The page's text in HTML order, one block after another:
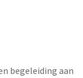
begeleiding aan